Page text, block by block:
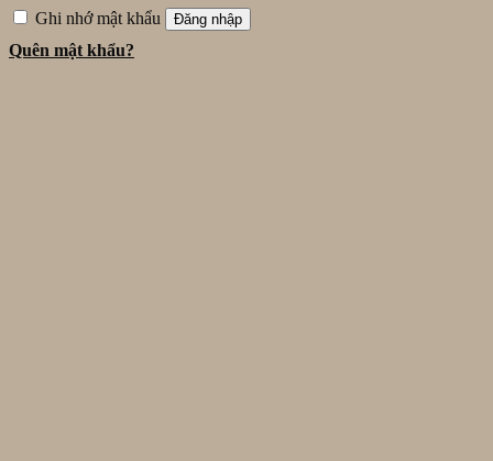
Ghi nhớ mật khẩu
Đăng nhập
Quên mật khẩu?